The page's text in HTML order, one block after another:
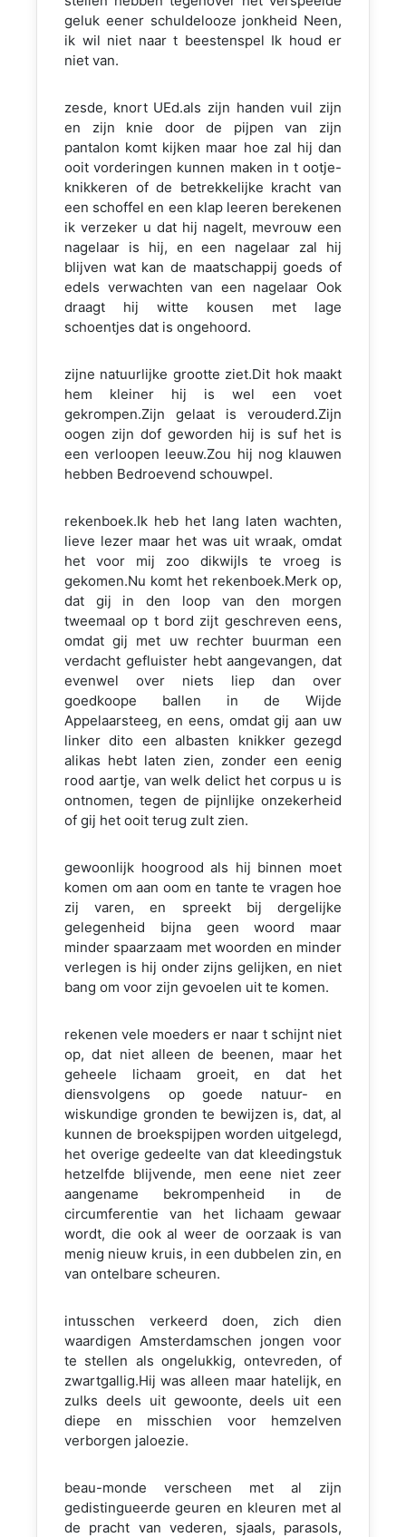
geluk eener schuldelooze jonkheid Neen,
ik wil niet naar t beestenspel Ik houd er
niet van.
zesde, knort UEd.als zijn handen vuil zijn
en zijn knie door de pijpen van zijn
pantalon komt kijken maar hoe zal hij dan
ooit vorderingen kunnen maken in t ootje-
knikkeren of de betrekkelijke kracht van
een schoffel en een klap leeren berekenen
ik verzeker u dat hij nagelt, mevrouw een
nagelaar is hij, en een nagelaar zal hij
blijven wat kan de maatschappij goeds of
edels verwachten van een nagelaar Ook
draagt hij witte kousen met lage
schoentjes dat is ongehoord.
zijne natuurlijke grootte ziet.Dit hok maakt
hem kleiner hij is wel een voet
gekrompen.Zijn gelaat is verouderd.Zijn
oogen zijn dof geworden hij is suf het is
een verloopen leeuw.Zou hij nog klauwen
hebben Bedroevend schouwpel.
rekenboek.Ik heb het lang laten wachten,
lieve lezer maar het was uit wraak, omdat
het voor mij zoo dikwijls te vroeg is
gekomen.Nu komt het rekenboek.Merk op,
dat gij in den loop van den morgen
tweemaal op t bord zijt geschreven eens,
omdat gij met uw rechter buurman een
verdacht gefluister hebt aangevangen, dat
evenwel over niets liep dan over
goedkoope ballen in de Wijde
Appelaarsteeg, en eens, omdat gij aan uw
linker dito een albasten knikker gezegd
alikas hebt laten zien, zonder een eenig
rood aartje, van welk delict het corpus u is
ontnomen, tegen de pijnlijke onzekerheid
of gij het ooit terug zult zien.
gewoonlijk hoogrood als hij binnen moet
komen om aan oom en tante te vragen hoe
zij varen, en spreekt bij dergelijke
gelegenheid bijna geen woord maar
minder spaarzaam met woorden en minder
verlegen is hij onder zijns gelijken, en niet
bang om voor zijn gevoelen uit te komen.
rekenen vele moeders er naar t schijnt niet
op, dat niet alleen de beenen, maar het
geheele lichaam groeit, en dat het
diensvolgens op goede natuur- en
wiskundige gronden te bewijzen is, dat, al
kunnen de broekspijpen worden uitgelegd,
het overige gedeelte van dat kleedingstuk
hetzelfde blijvende, men eene niet zeer
aangename bekrompenheid in de
circumferentie van het lichaam gewaar
wordt, die ook al weer de oorzaak is van
menig nieuw kruis, in een dubbelen zin, en
van ontelbare scheuren.
intusschen verkeerd doen, zich dien
waardigen Amsterdamschen jongen voor
te stellen als ongelukkig, ontevreden, of
zwartgallig.Hij was alleen maar hatelijk, en
zulks deels uit gewoonte, deels uit een
diepe en misschien voor hemzelven
verborgen jaloezie.
beau-monde verscheen met al zijn
gedistingueerde geuren en kleuren met al
de pracht van vederen, sjaals, parasols,